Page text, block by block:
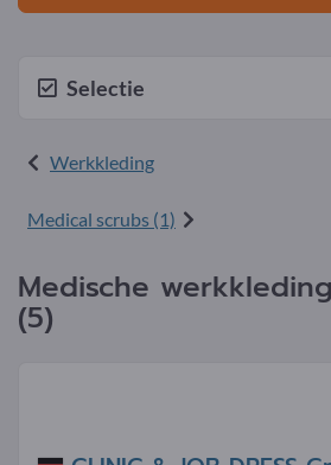
Selectie
Werkkleding
Medical scrubs (1)
Medische
(5)